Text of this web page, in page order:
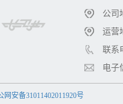
公司
运营
联系
电子
网安备31011402011920号